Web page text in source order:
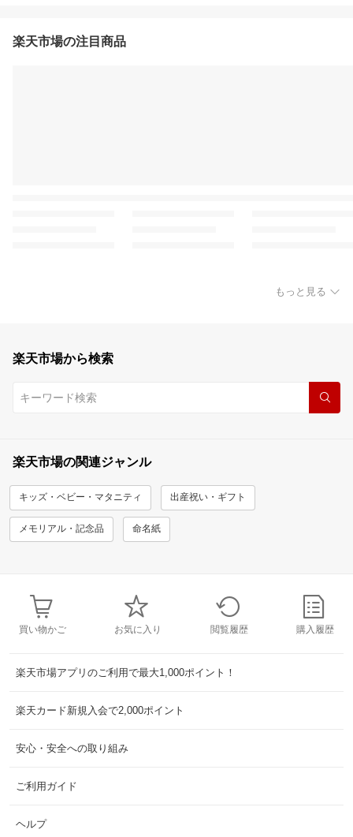
楽天市場の注目商品
もっと見る
楽天市場から検索
楽天市場の関連ジャンル
キッズ・ベビー・マタニティ 出産祝い・ギフト
メモリアル・記念品 命名紙
買い物かご お気に入り 閲覧履歴 購入履歴
楽天市場アプリのご利用で最大1,000ポイント！
楽天カード新規入会で2,000ポイント
安心・安全への取り組み
ご利用ガイド
ヘルプ